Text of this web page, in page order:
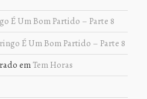
É Um Bom Partido – Parte 8
É Um Bom Partido – Parte 8
em Tem Horas